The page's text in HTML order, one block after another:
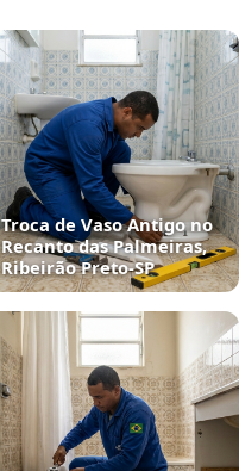
Troca de Vaso Antigo no
Recanto das Palmeiras,
Ribeirão Preto‑SP